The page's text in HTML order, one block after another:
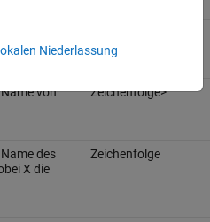
des
von
Zeichenfolge>
des
X die
Zeichenfolge
Niederlassung